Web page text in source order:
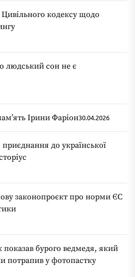
кодексу щодо
людський сон не є
Ірини Фаріон30.04.2026
до української
законопроєкт про норми ЄС
бурого ведмедя, який
потрапив у фотопастку